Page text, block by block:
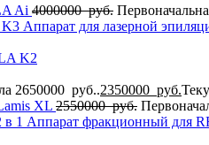
Ai 4000000руб.
Аппарат для лазерной
K2
2650000 руб..2350000 руб.
XL 2550000руб.
Аппарат фракционный для